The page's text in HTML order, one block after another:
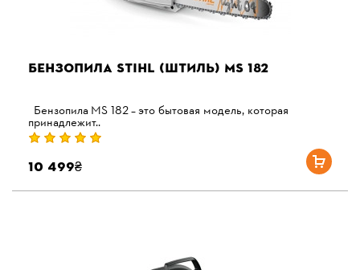
БЕНЗОПИЛА STIHL (ШТИЛЬ) MS 182
Бензопила MS 182 – это бытовая модель, которая
принадлежит..
10 499₴